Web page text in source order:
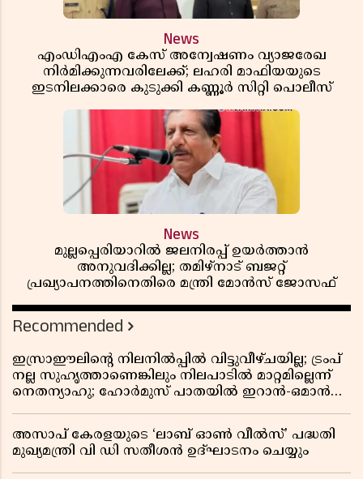
News
എംഡിഎംഎ കേസ് അന്വേഷണം വ്യാജരേഖ
നിർമിക്കുന്നവരിലേക്ക്; ലഹരി മാഫിയയുടെ
ഇടനിലക്കാരെ കുടുക്കി കണ്ണൂർ സിറ്റി പൊലീസ്
News
മുല്ലപ്പെരിയാറിൽ ജലനിരപ്പ് ഉയർത്താൻ
അനുവദിക്കില്ല; തമിഴ്നാട് ബജറ്റ്
പ്രഖ്യാപനത്തിനെതിരെ മന്ത്രി മോൻസ് ജോസഫ്
Recommended
ഇസ്രാഈലിന്റെ നിലനിൽപ്പിൽ വിട്ടുവീഴ്ചയില്ല; ട്രംപ്
നല്ല സുഹൃത്താണെങ്കിലും നിലപാടിൽ മാറ്റമില്ലെന്ന്
നെതന്യാഹു; ഹോർമുസ് പാതയിൽ ഇറാൻ-ഒമാൻ
അസാപ് കേരളയുടെ ‘ലാബ് ഓൺ വീൽസ്’ പദ്ധതി
മുഖ്യമന്ത്രി വി ഡി സതീശൻ ഉദ്ഘാടനം ചെയ്യും